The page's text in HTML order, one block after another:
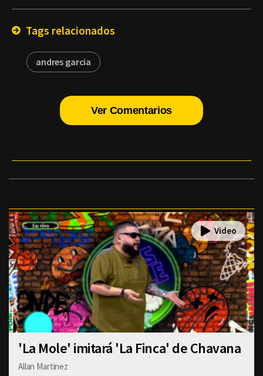
Tags relacionados
andres garcia
Ver Comentarios
'La Mole' imitará 'La Finca' de Chavana
Allan Martinez